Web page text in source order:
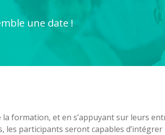
une date !
la formation, et en s’appuyant sur leurs
les participants seront capables d’intégrer